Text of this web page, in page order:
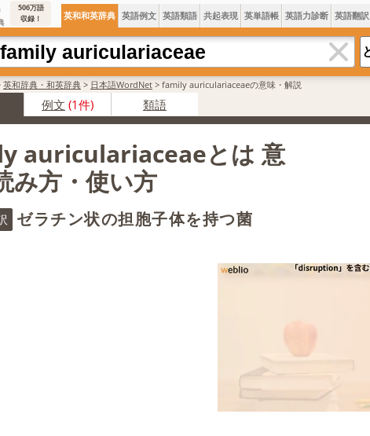
506万語
収録！
英和和英辞典 英語例文 英語類語 共起表現 英単語帳 英語力診断 英語翻訳
英和辞典・和英辞典 > 日本語WordNet > family auriculariaceaeの意味・解説
例文 (1件) 類語
auriculariaceaeとは 意
み方・使い方
ゼラチン状の担胞子体を持つ菌